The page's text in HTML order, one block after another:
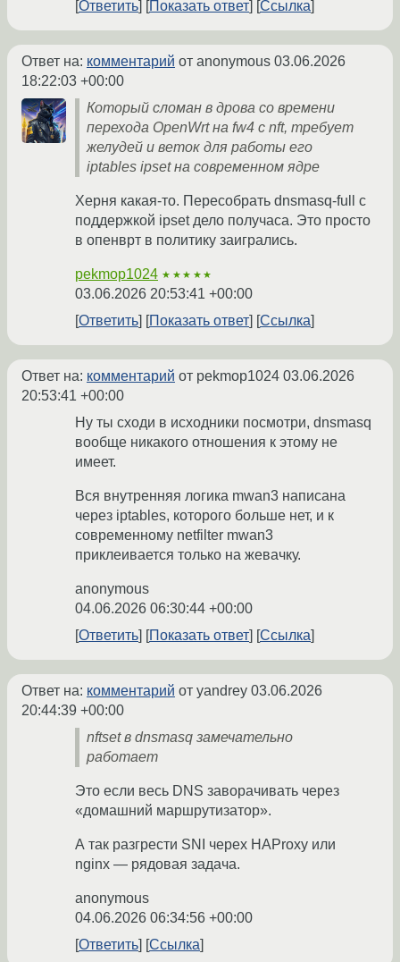
Ответить Показать ответ Ссылка
Ответ на: комментарий от anonymous 03.06.2026
18:22:03 +00:00
Который сломан в дрова со времени
перехода OpenWrt на fw4 с nft, требует
желудей и веток для работы его
iptables ipset на современном ядре
Херня какая-то. Пересобрать dnsmasq-full с
поддержкой ipset дело получаса. Это просто
в опенврт в политику заигрались.
pekmop1024 ★★★★★
03.06.2026 20:53:41 +00:00
Ответить
Показать ответ Ссылка
Ответ на: комментарий от pekmop1024 03.06.2026
20:53:41 +00:00
Ну ты сходи в исходники посмотри, dnsmasq
вообще никакого отношения к этому не
имеет.
Вся внутренняя логика mwan3 написана
через iptables, которого больше нет, и к
современному netfilter mwan3
приклеивается только на жевачку.
anonymous
04.06.2026 06:30:44 +00:00
Ответить
Показать ответ Ссылка
Ответ на: комментарий от yandrey 03.06.2026
20:44:39 +00:00
nftset в dnsmasq замечательно
работает
Это если весь DNS заворачивать через
«домашний маршрутизатор».
А так разгрести SNI черех HAProxy или
nginx — рядовая задача.
anonymous
04.06.2026 06:34:56 +00:00
Ответить
Ссылка